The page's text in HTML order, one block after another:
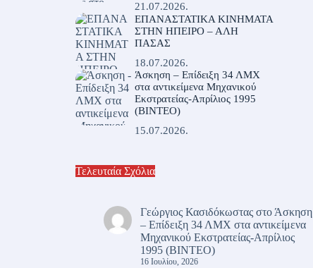
21.07.2026.
ΕΠΑΝΑΣΤΑΤΙΚΑ ΚΙΝΗΜΑΤΑ
ΣΤΗΝ ΗΠΕΙΡΟ – ΑΛΗ
ΠΑΣΑΣ
18.07.2026.
Άσκηση – Επίδειξη 34 ΛΜΧ
στα αντικείμενα Μηχανικού
Εκστρατείας-Απρίλιος 1995
(ΒΙΝΤΕΟ)
15.07.2026.
Τελευταία Σχόλια
Γεώργιος Κασιδόκωστας στο Άσκηση
– Επίδειξη 34 ΛΜΧ στα αντικείμενα
Μηχανικού Εκστρατείας-Απρίλιος
1995 (ΒΙΝΤΕΟ)
16 Ιουλίου, 2026